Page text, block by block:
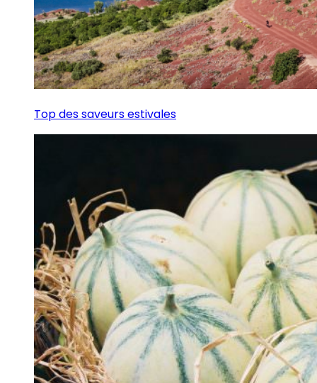
Top des saveurs estivales